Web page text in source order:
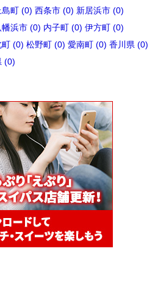
島町 (0) 西条市 (0) 新居浜市 (0)
幡浜市 (0) 内子町 (0) 伊方町 (0)
町 (0) 松野町 (0) 愛南町 (0) 香川県 (0)
(0)